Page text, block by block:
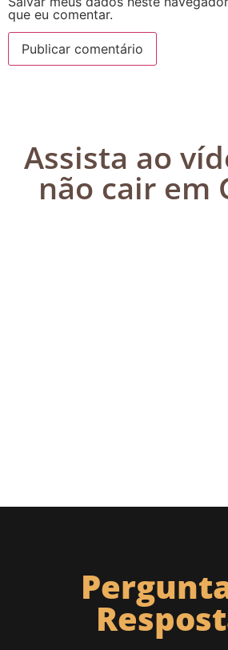
que eu comentar.
Assista ao
não cair em